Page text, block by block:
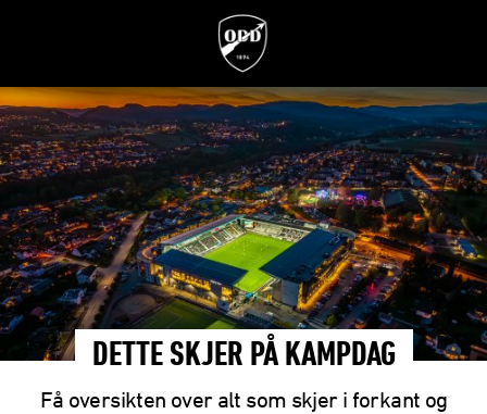
DETTE SKJER PÅ KAMPDAG
Få oversikten over alt som skjer i forkant og